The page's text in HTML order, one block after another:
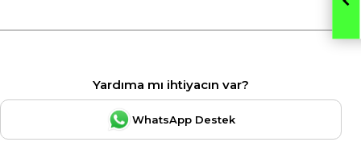
Yardıma mı ihtiyacın var?
WhatsApp Destek